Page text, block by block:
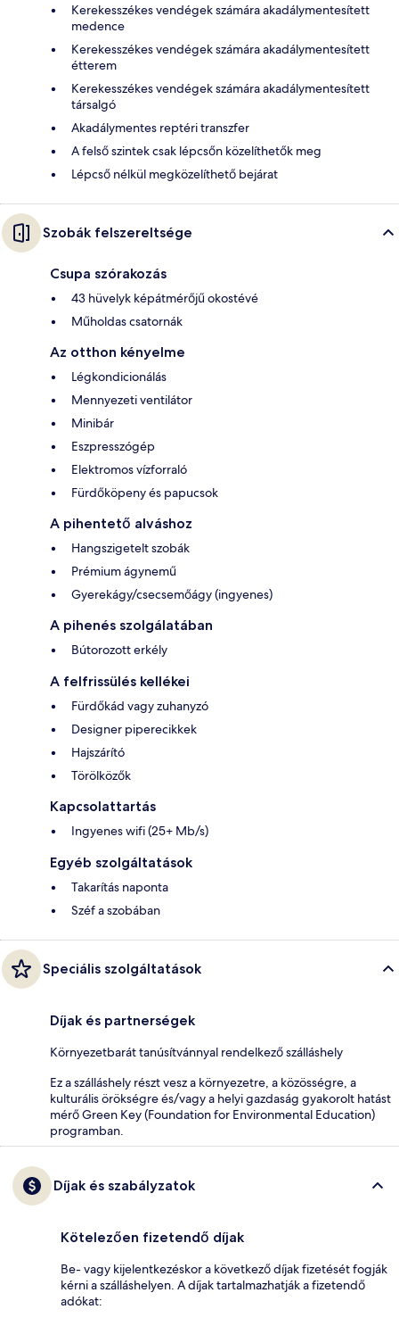
Kerekesszékes vendégek számára akadálymentesített
medence
Kerekesszékes vendégek számára akadálymentesített
étterem
Kerekesszékes vendégek számára akadálymentesített
társalgó
Akadálymentes reptéri transzfer
A felső szintek csak lépcsőn közelíthetők meg
Lépcső nélkül megközelíthető bejárat
Szobák felszereltsége
Csupa szórakozás
43 hüvelyk képátmérőjű okostévé
Műholdas csatornák
Az otthon kényelme
Légkondicionálás
Mennyezeti ventilátor
Minibár
Eszpresszógép
Elektromos vízforraló
Fürdőköpeny és papucsok
A pihentető alváshoz
Hangszigetelt szobák
Prémium ágynemű
Gyerekágy/csecsemőágy (ingyenes)
A pihenés szolgálatában
Bútorozott erkély
A felfrissülés kellékei
Fürdőkád vagy zuhanyzó
Designer piperecikkek
Hajszárító
Törölközők
Kapcsolattartás
Ingyenes wifi (25+ Mb/s)
Egyéb szolgáltatások
Takarítás naponta
Széf a szobában
Speciális szolgáltatások
Díjak és partnerségek
Környezetbarát tanúsítvánnyal rendelkező szálláshely
Ez a szálláshely részt vesz a környezetre, a közösségre, a
kulturális örökségre és/vagy a helyi gazdaság gyakorolt hatást
mérő Green Key (Foundation for Environmental Education)
programban.
Díjak és szabályzatok
Kötelezően fizetendő díjak
Be- vagy kijelentkezéskor a következő díjak fizetését fogják
kérni a szálláshelyen. A díjak tartalmazhatják a fizetendő
adókat: